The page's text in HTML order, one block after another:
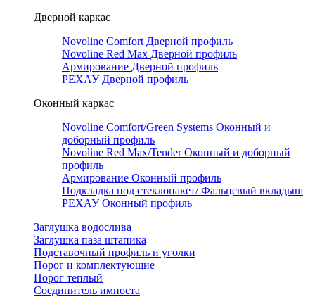
Дверной каркас
Novoline Comfort Дверной профиль
Novoline Red Мax Дверной профиль
Армирование Дверной профиль
РЕХАУ Дверной профиль
Оконный каркас
Novoline Comfort/Green Systems Оконный и
доборный профиль
Novoline Red Max/Tender Оконный и доборный
профиль
Армирование Оконный профиль
Подкладка под стеклопакет/ Фальцевый вкладыш
РЕХАУ Оконный профиль
Заглушка водослива
Заглушка паза штапика
Подставочный профиль и уголки
Порог и комплектующие
Порог теплый
Соединитель импоста